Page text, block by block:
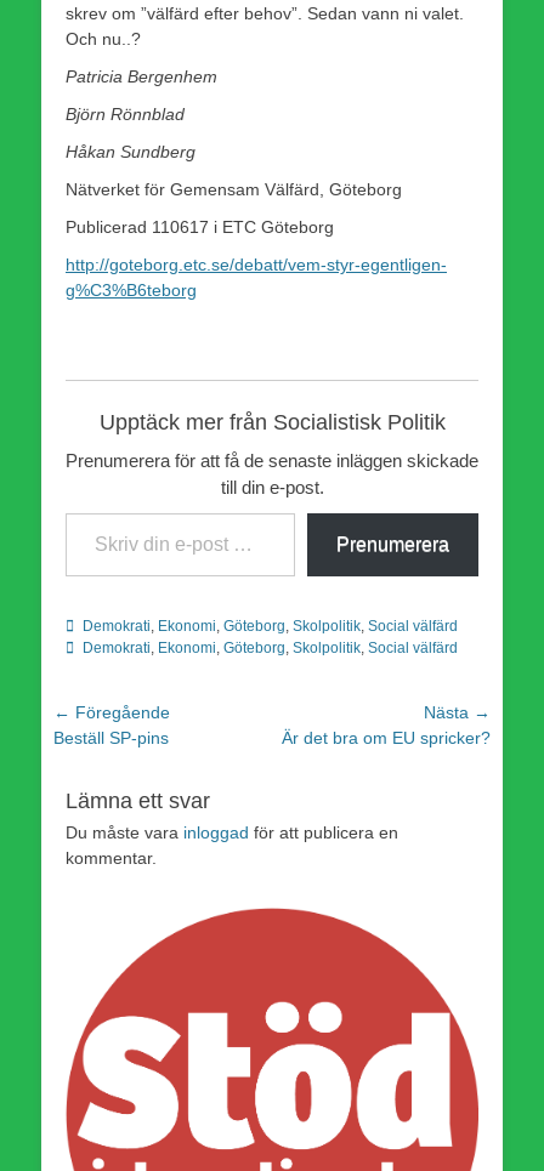
skrev om ”välfärd efter behov”. Sedan vann ni valet.
Och nu..?
Patricia Bergenhem
Björn Rönnblad
Håkan Sundberg
Nätverket för Gemensam Välfärd, Göteborg
Publicerad 110617 i ETC Göteborg
http://goteborg.etc.se/debatt/vem-styr-egentligen-
g%C3%B6teborg
Upptäck mer från Socialistisk Politik
Prenumerera för att få de senaste inläggen skickade
till din e-post.
Skriv din e-post …
Prenumerera
Kategorier
Demokrati Ekonomi Göteborg Skolpolitik Social välfärd
Demokrati Ekonomi Göteborg Skolpolitik Social välfärd
Inläggsnavigering
← Föregående
Föregående
Beställ SP-pins
Nästa →
Nästa
Är det bra om EU spricker?
Lämna ett svar
Du måste vara inloggad för att publicera en
kommentar.